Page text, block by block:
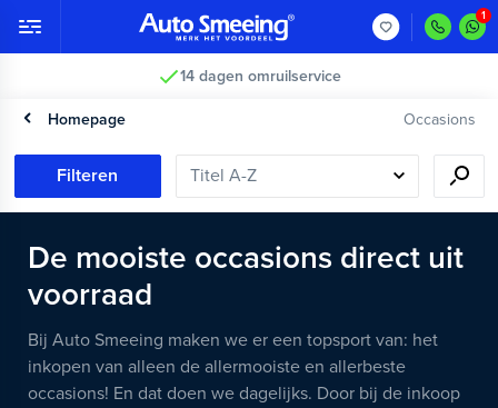
14 dagen omruilservice
Homepage Occasions
Filteren
De mooiste occasions direct uit
voorraad
Bij Auto Smeeing maken we er een topsport van: het
inkopen van alleen de allermooiste en allerbeste
occasions! En dat doen we dagelijks. Door bij de inkoop